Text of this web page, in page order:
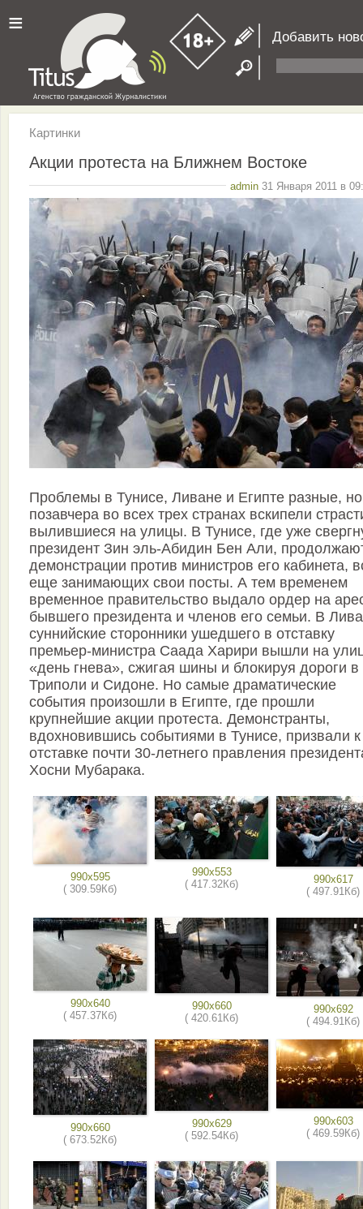
≡ Добавить
Картинки
Акции протеста на Ближнем Востоке
admin 31 Января 2011 в
Проблемы в Тунисе, Ливане и Египте разные, но
позавчера во всех трех странах вскипели
вылившиеся на улицы. В Тунисе, где уже
президент Зин эль-Абидин Бен Али,
демонстрации против министров его кабинета,
еще занимающих свои посты. А тем временем
временное правительство выдало ордер на
бывшего президента и членов его семьи. В
суннийские сторонники ушедшего в отставку
премьер-министра Саада Харири вышли на
«день гнева», сжигая шины и блокируя дороги в
Триполи и Сидоне. Но самые драматические
события произошли в Египте, где прошли
крупнейшие акции протеста. Демонстранты,
вдохновившись событиями в Тунисе, призвали к
отставке почти 30-летнего правления
Хосни Мубарака.
990x595
( 309.59Кб)
990x553
( 417.32Кб)
990x617
( 497.91Кб)
990x640
( 457.37Кб)
990x660
( 420.61Кб)
990x692
( 494.91Кб)
990x660
( 673.52Кб)
990x629
( 592.54Кб)
990x603
( 469.59Кб)